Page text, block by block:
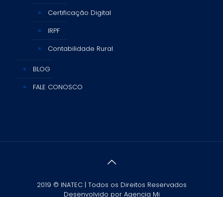
Certificação Digital
IRPF
Contabilidade Rural
BLOG
FALE CONOSCO
2019 © INATEC | Todos os Direitos Reservados
Desenvolvido por Agencia Mi